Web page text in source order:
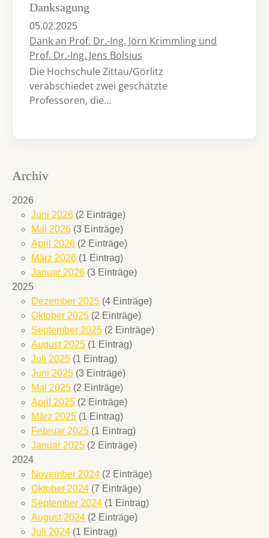
Danksagung
05.02.2025
Dank an Prof. Dr.-Ing. Jörn Krimmling und
Prof. Dr.-Ing. Jens Bolsius
Die Hochschule Zittau/Görlitz
verabschiedet zwei geschätzte
Professoren, die…
Archiv
2026
Juni 2026 (2 Einträge)
Mai 2026 (3 Einträge)
April 2026 (2 Einträge)
März 2026 (1 Eintrag)
Januar 2026 (3 Einträge)
2025
Dezember 2025 (4 Einträge)
Oktober 2025 (2 Einträge)
September 2025 (2 Einträge)
August 2025 (1 Eintrag)
Juli 2025 (1 Eintrag)
Juni 2025 (3 Einträge)
Mai 2025 (2 Einträge)
April 2025 (2 Einträge)
März 2025 (1 Eintrag)
Februar 2025 (1 Eintrag)
Januar 2025 (2 Einträge)
2024
November 2024 (2 Einträge)
Oktober 2024 (7 Einträge)
September 2024 (1 Eintrag)
August 2024 (2 Einträge)
Juli 2024 (1 Eintrag)